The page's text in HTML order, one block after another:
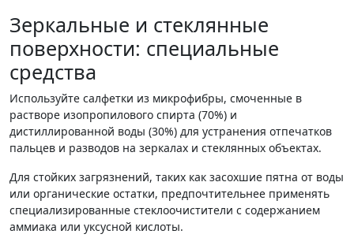
Зеркальные и стеклянные
поверхности: специальные
средства
Используйте салфетки из микрофибры, смоченные в
растворе изопропилового спирта (70%) и
дистиллированной воды (30%) для устранения отпечатков
пальцев и разводов на зеркалах и стеклянных объектах.
Для стойких загрязнений, таких как засохшие пятна от воды
или органические остатки, предпочтительнее применять
специализированные стеклоочистители с содержанием
аммиака или уксусной кислоты.